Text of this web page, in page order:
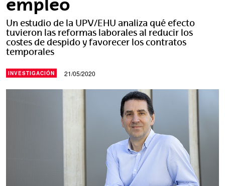
empleo
Un estudio de la UPV/EHU analiza qué efecto
tuvieron las reformas laborales al reducir los
costes de despido y favorecer los contratos
temporales
INVESTIGACIÓN 21/05/2020